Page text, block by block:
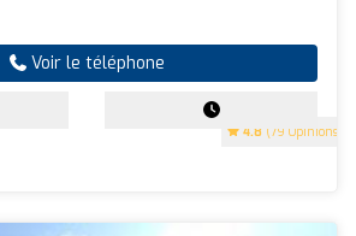
4.8 (79 Opinions)
Voir le téléphone